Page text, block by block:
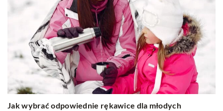
Jak wybrać odpowiednie rękawice dla młodych